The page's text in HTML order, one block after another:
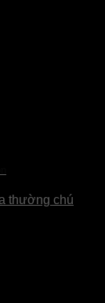
thường chú